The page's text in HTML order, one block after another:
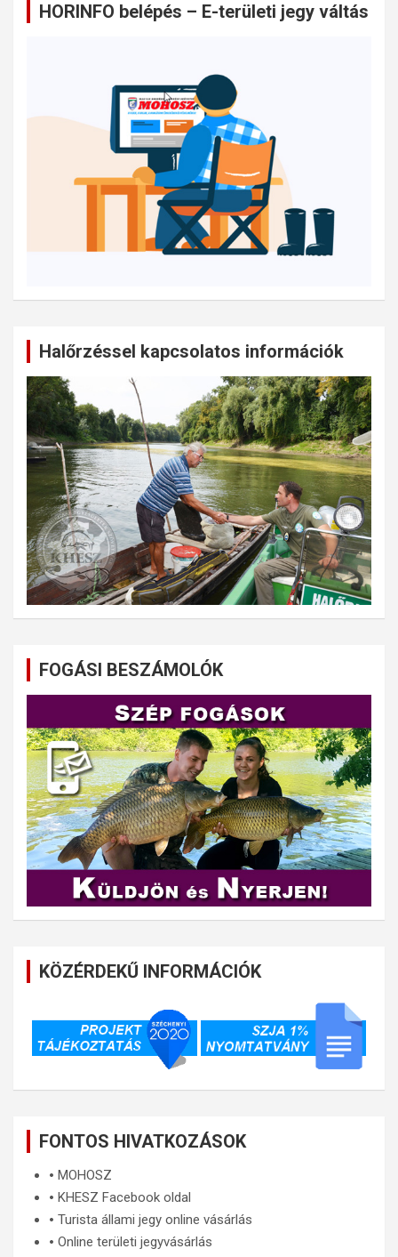
HORINFO belépés – E-területi jegy váltás
Halőrzéssel kapcsolatos információk
FOGÁSI BESZÁMOLÓK
KÖZÉRDEKŰ INFORMÁCIÓK
FONTOS HIVATKOZÁSOK
🞄 MOHOSZ
🞄 KHESZ Facebook oldal
🞄 Turista állami jegy online vásárlás
🞄 Online területi jegyvásárlás